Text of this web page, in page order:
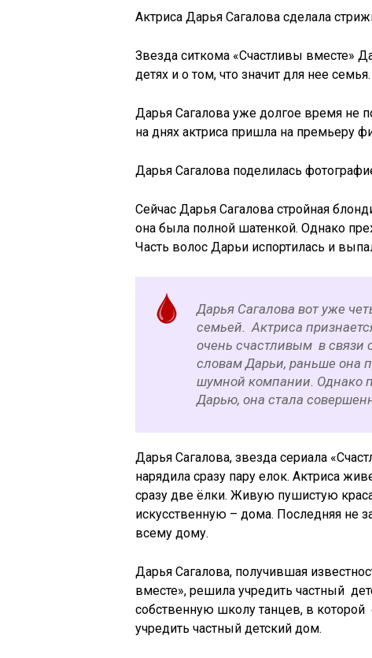
Актриса Дарья Сагалова сделала
Звезда ситкома «Счастливы вместе»
детях и о том, что значит для нее семья.
Дарья Сагалова уже долгое время не
на днях актриса пришла на премьеру
Дарья Сагалова поделилась
Сейчас Дарья Сагалова стройная
она была полной шатенкой. Однако
Часть волос Дарьи испортилась и
Дарья Сагалова вот уже
семьей. Актриса
очень счастливым в
словам Дарьи, раньше она
шумной компании. Однако
Дарью, она стала
Дарья Сагалова, звезда сериала
нарядила сразу пару елок. Актриса
сразу две ёлки. Живую пушистую
искусственную – дома. Последняя не
всему дому.
Дарья Сагалова, получившая
вместе», решила учредить частный
собственную школу танцев, в которой
учредить частный детский дом.